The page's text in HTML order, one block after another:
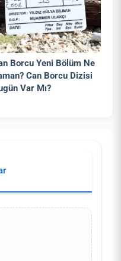
Borcu Yeni Bölüm Ne
Can Borcu Dizisi
Var Mı?